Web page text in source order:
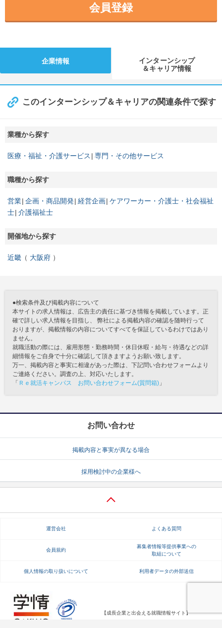
会員登録
企業情報
インターンシップ
＆キャリア情報
このインターンシップ＆キャリアの関連条件で探す
業種から探す
医療・福祉・介護サービス 専門・その他サービス
職種から探す
営業 企画・商品開発 経営企画 ケアワーカー・介護士・社会福祉
士 介護福祉士
開催地から探す
近畿 大阪府
●検索条件及び掲載内容について
本サイトの求人情報は、広告主の責任に基づき情報を掲載しています。正
確で詳しい求人情報を目指し、 弊社による掲載内容の確認を随時行って
おりますが、掲載情報の内容についてすべてを保証しているわけではあり
ません。
就職活動の際には、雇用形態・勤務時間・休日休暇・給与・待遇などの詳
細情報をご自身で十分に確認して頂きますようお願い致します。
万一、掲載内容と事実に相違があった際は、下記問い合わせフォームより
ご連絡ください。調査の上、対応いたします。
「 Ｒｅ就活キャンパス お問い合わせフォーム(質問箱) 」
お問い合わせ
掲載内容と事実が異なる場合
採用検討中の企業様へ
運営会社 よくある質問
会員規約
募集者情報等提供事業への
取組について
個人情報の取り扱いについて 利用者データの外部送信
【成長企業と出会える就職情報サイト】